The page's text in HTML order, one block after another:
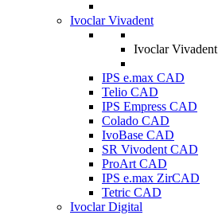
Ivoclar Vivadent
Ivoclar Vivadent
IPS e.max CAD
Telio CAD
IPS Empress CAD
Colado CAD
IvoBase CAD
SR Vivodent CAD
ProArt CAD
IPS e.max ZirCAD
Tetric CAD
Ivoclar Digital